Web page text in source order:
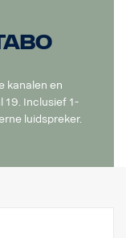
kanalen en
19. Inclusief 1-
luidspreker.